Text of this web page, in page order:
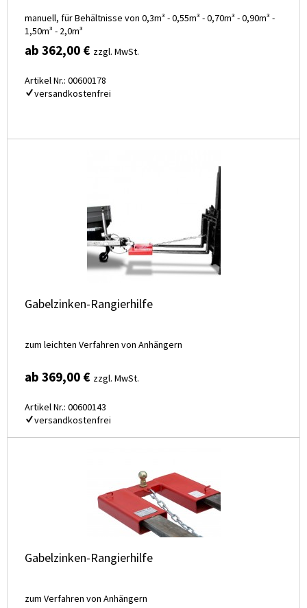
manuell, für Behältnisse von 0,3m³ - 0,55m³ - 0,70m³ - 0,90m³ -
1,50m³ - 2,0m³
ab 362,00 € zzgl. MwSt.
Artikel Nr.: 00600178
versandkostenfrei
Gabelzinken-Rangierhilfe
zum leichten Verfahren von Anhängern
ab 369,00 € zzgl. MwSt.
Artikel Nr.: 00600143
versandkostenfrei
Gabelzinken-Rangierhilfe
zum Verfahren von Anhängern